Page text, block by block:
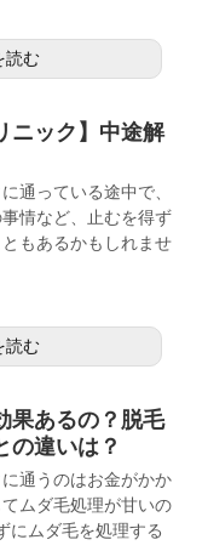
読む
ニック】中途解
通っている途中で、
情など、止むを得ず
もあるかもしれませ
読む
果あるの？脱毛
の違いは？
通うのはお金がかか
ムダ毛処理が甘いの
にムダ毛を処理する